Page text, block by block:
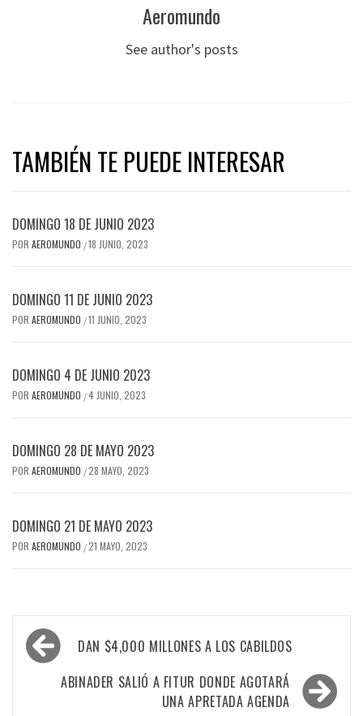
Aeromundo
See author's posts
TAMBIÉN TE PUEDE INTERESAR
DOMINGO 18 DE JUNIO 2023
POR AEROMUNDO /18 JUNIO, 2023
DOMINGO 11 DE JUNIO 2023
POR AEROMUNDO /11 JUNIO, 2023
DOMINGO 4 DE JUNIO 2023
POR AEROMUNDO /4 JUNIO, 2023
DOMINGO 28 DE MAYO 2023
POR AEROMUNDO /28 MAYO, 2023
DOMINGO 21 DE MAYO 2023
POR AEROMUNDO /21 MAYO, 2023
Navegación
de
entradas
DAN $4,000 MILLONES A LOS CABILDOS
ABINADER SALIÓ A FITUR DONDE AGOTARÁ
UNA APRETADA AGENDA